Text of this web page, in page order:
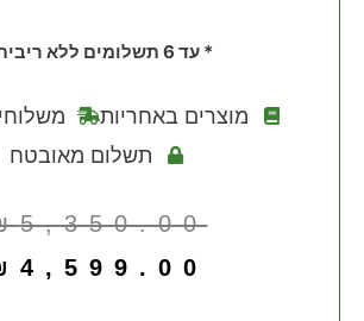
* עד 6 תשלומים ללא ריבית *
מוצרים באחריות
תשלום מאובטח
5,350.00
4,599.00